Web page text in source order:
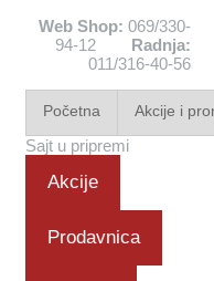
Web Shop: 069/330-
94-12 Radnja:
011/316-40-56
Početna Akcije i
Sajt u pripremi
Akcije
Prodavnica